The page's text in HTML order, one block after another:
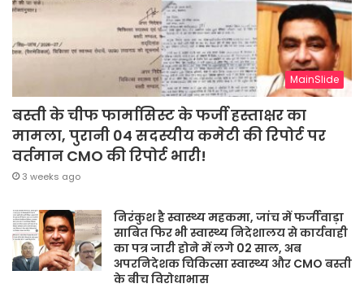
MainSlide
बस्ती के चीफ फार्मासिस्ट के फर्जी हस्ताक्षर का
मामला, पुरानी 04 सदस्यीय कमेटी की रिपोर्ट पर
वर्तमान CMO की रिपोर्ट भारी!
3 weeks ago
निरंकुश है स्वास्थ्य महकमा, जांच में फर्जीवाड़ा
साबित फिर भी स्वास्थ्य निदेशालय से कार्यवाही
का पत्र जारी होने में लगे 02 साल, अब
अपरनिदेशक चिकित्सा स्वास्थ्य और CMO बस्ती
के बीच विरोधाभास